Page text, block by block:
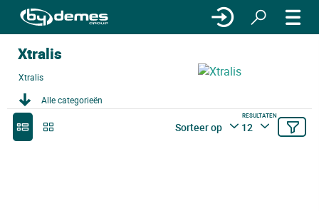
Xtralis
Xtralis
Alle categorieën
Sorteer op
RESULTATEN
12